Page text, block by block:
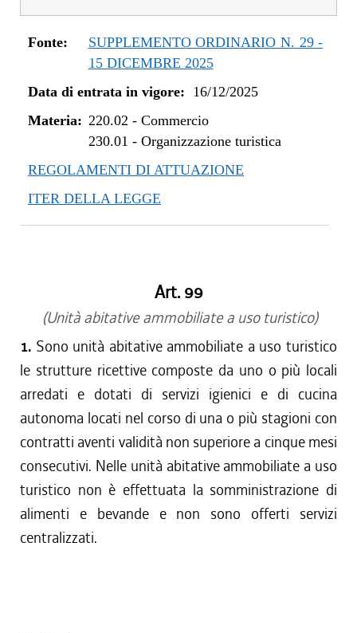
Fonte:
SUPPLEMENTO ORDINARIO N. 29 -
15 DICEMBRE 2025
Data di entrata in vigore: 16/12/2025
Materia: 220.02 - Commercio
230.01 - Organizzazione turistica
REGOLAMENTI DI ATTUAZIONE
ITER DELLA LEGGE
Art. 99
(Unità abitative ammobiliate a uso turistico)
1. Sono unità abitative ammobiliate a uso turistico
le strutture ricettive composte da uno o più locali
arredati e dotati di servizi igienici e di cucina
autonoma locati nel corso di una o più stagioni con
contratti aventi validità non superiore a cinque mesi
consecutivi. Nelle unità abitative ammobiliate a uso
turistico non è effettuata la somministrazione di
alimenti e bevande e non sono offerti servizi
centralizzati.